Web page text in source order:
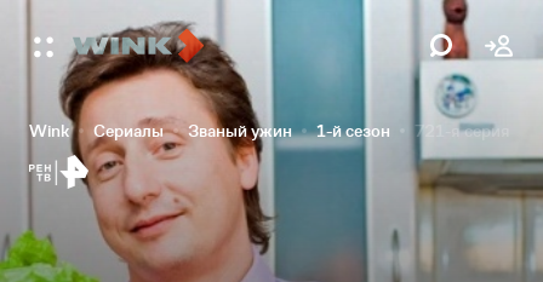
Wink Сериалы Званый ужин 1-й сезон 721-я серия